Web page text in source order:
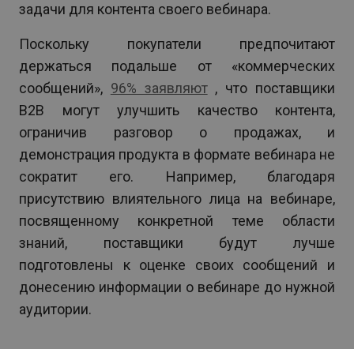
задачи для контента своего вебинара.
Поскольку покупатели предпочитают
держаться подальше от «коммерческих
сообщений», 96% заявляют, что поставщики
B2B могут улучшить качество контента,
ограничив разговор о продажах, и
демонстрация продукта в формате вебинара не
сократит его. Например, благодаря
присутствию влиятельного лица на вебинаре,
посвященному конкретной теме области
знаний, поставщики будут лучше
подготовлены к оценке своих сообщений и
донесению информации о вебинаре до нужной
аудитории.